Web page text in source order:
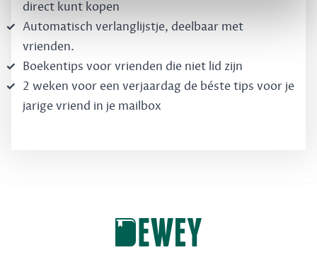
direct kunt kopen
Automatisch verlanglijstje, deelbaar met
vrienden.
Boekentips voor vrienden die niet lid zijn
2 weken voor een verjaardag de béste tips voor je
jarige vriend in je mailbox